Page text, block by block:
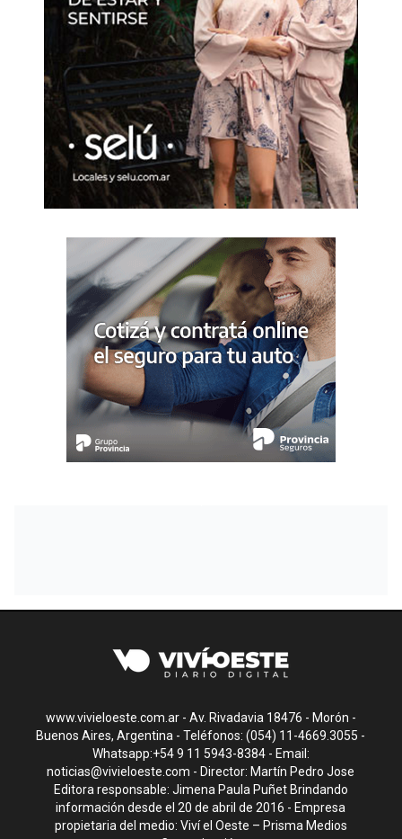
www.vivieloeste.com.ar - Av. Rivadavia 18476 - Morón -
Buenos Aires, Argentina - Teléfonos: (054) 11-4669.3055 -
Whatsapp:+54 9 11 5943-8384 - Email:
noticias@vivieloeste.com - Director: Martín Pedro Jose
Editora responsable: Jimena Paula Puñet Brindando
información desde el 20 de abril de 2016 - Empresa
propietaria del medio: Viví el Oeste – Prisma Medios